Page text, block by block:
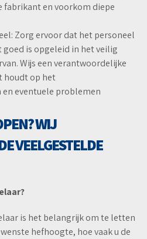
fabrikant en voorkom diepe
Zorg ervoor dat het personeel
is opgeleid in het veilig
Wijs een verantwoordelijke
houdt op het
eventuele problemen
WIJ
VEELGESTELDE
is het belangrijk om te letten
hefhoogte, hoe vaak u de